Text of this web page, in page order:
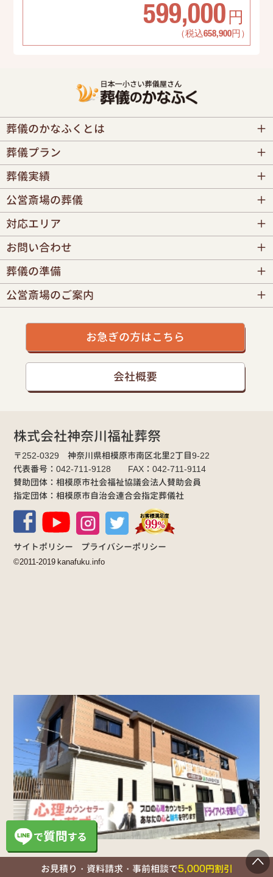
599,000 円
（税込658,900円）
葬儀のかなふくとは
葬儀プラン
葬儀実績
公営斎場の葬儀
対応エリア
お問い合わせ
葬儀の準備
公営斎場のご案内
お急ぎの方はこちら
会社概要
株式会社神奈川福祉葬祭
〒252-0329 神奈川県相模原市南区北里2丁目9-22
代表番号：042-711-9128 FAX：042-711-9114
賛助団体：相模原市社会福祉協議会法人賛助会員
指定団体：相模原市自治会連合会指定葬儀社
サイトポリシー プライバシーポリシー
©2011-2019 kanafuku.info
お見積り・資料請求・事前相談で5,000円割引